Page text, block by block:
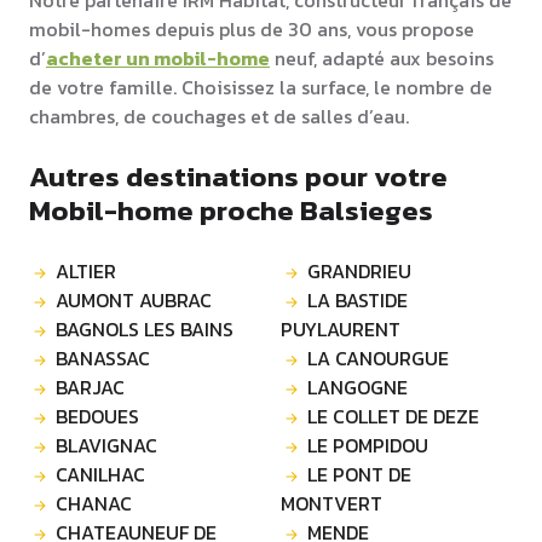
mobil-homes depuis plus de 30 ans, vous propose
d’acheter un mobil-home neuf, adapté aux besoins
de votre famille. Choisissez la surface, le nombre de
chambres, de couchages et de salles d’eau.
Autres destinations pour votre
Mobil-home proche Balsieges
ALTIER
AUMONT AUBRAC
BAGNOLS LES BAINS
BANASSAC
BARJAC
BEDOUES
BLAVIGNAC
CANILHAC
CHANAC
CHATEAUNEUF DE
GRANDRIEU
LA BASTIDE
PUYLAURENT
LA CANOURGUE
LANGOGNE
LE COLLET DE DEZE
LE POMPIDOU
LE PONT DE
MONTVERT
MENDE